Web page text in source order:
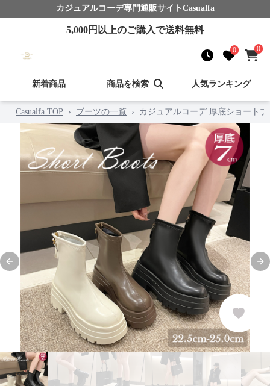
カジュアルコーデ専門通販サイト Casualfa
5,000円以上のご購入で送料無料
0 0
新着商品 商品を検索 人気ランキング
Casualfa TOP › ブーツの一覧 › カジュアルコーデ 厚底ショート
Previous slide